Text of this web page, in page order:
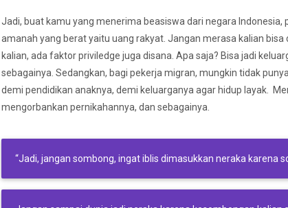
Jadi, buat kamu yang menerima beasiswa dari negara Indonesia,
amanah yang berat yaitu uang rakyat. Jangan merasa kalian
kalian, ada faktor priviledge juga disana. Apa saja? Bisa jadi
sebagainya. Sedangkan, bagi pekerja migran, mungkin tidak
demi pendidikan anaknya, demi keluarganya agar hidup layak.
mengorbankan pernikahannya, dan sebagainya.
“Jadi, jangan sombong, ingat iblis dimasukkan neraka karena